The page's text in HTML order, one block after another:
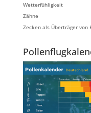
Wetterfühligkeit
Zähne
Zecken als Überträger von